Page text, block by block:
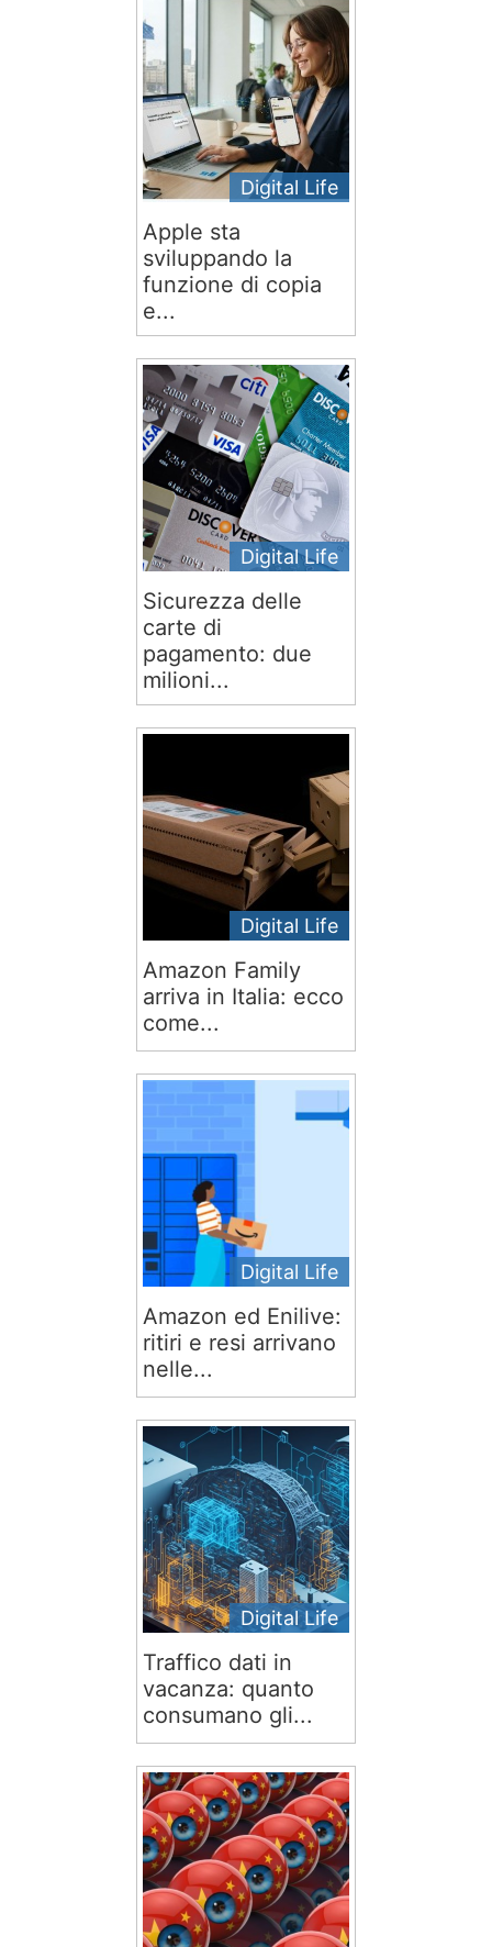
Digital Life
Apple sta
sviluppando la
funzione di copia
e...
Digital Life
Sicurezza delle
carte di
pagamento: due
milioni...
Digital Life
Amazon Family
arriva in Italia: ecco
come...
Digital Life
Amazon ed Enilive:
ritiri e resi arrivano
nelle...
Digital Life
Traffico dati in
vacanza: quanto
consumano gli...